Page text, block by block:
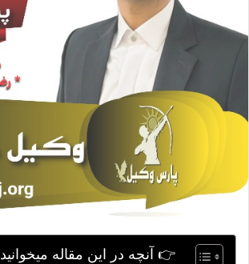
👉 آنچه در این مقاله میخوانید